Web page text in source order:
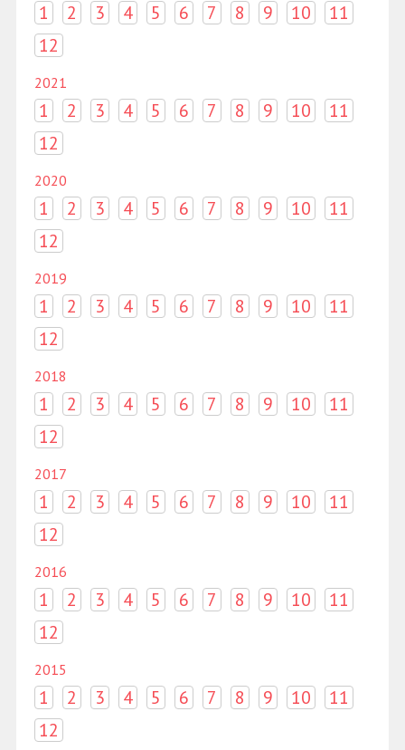
1 2 3 4 5 6 7 8 9 10
11
12
2021
1 2 3 4 5 6 7 8 9 10
11
12
2020
1 2 3 4 5 6 7 8 9 10
11
12
2019
1 2 3 4 5 6 7 8 9 10
11
12
2018
1 2 3 4 5 6 7 8 9 10
11
12
2017
1 2 3 4 5 6 7 8 9 10
11
12
2016
1 2 3 4 5 6 7 8 9 10
11
12
2015
1 2 3 4 5 6 7 8 9 10
11
12